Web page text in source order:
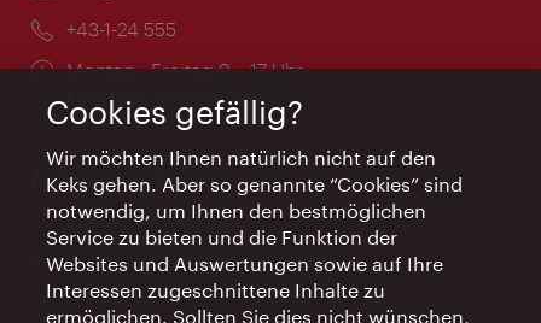
Telefon:
+43-1-24 555
Öffnungszeiten:
Montag - Freitag 9 – 17 Uhr
Feiertags geschlossen
AI Concierge Wien
Ort:
concierge.wien.info
Öffnungszeiten:
Informationen rund um die Uhr
Cookies gefällig?
Wir möchten Ihnen natürlich nicht auf den
Keks gehen. Aber so genannte “Cookies” sind
notwendig, um Ihnen den bestmöglichen
Service zu bieten und die Funktion der
Websites und Auswertungen sowie auf Ihre
Interessen zugeschnittene Inhalte zu
ermöglichen. Sollten Sie dies nicht wünschen,